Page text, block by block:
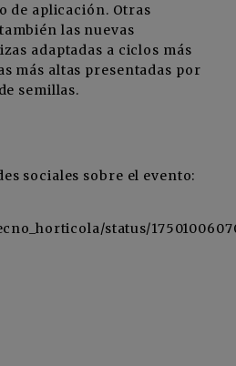
de aplicación. Otras
las nuevas
adaptadas a ciclos más
más altas presentadas por
semillas.
sociales sobre el evento:
status/